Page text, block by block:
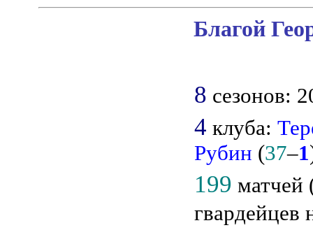
Благой
8 сезонов:
4 клуба:
Рубин (37–1
199 матчей
гвардейцев